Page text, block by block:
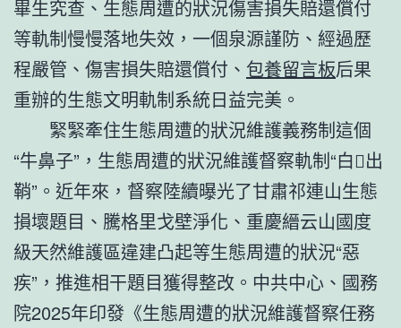
畢生究查、生態周遭的狀況傷害損失賠還償付
等軌制慢慢落地失效，一個泉源謹防、經過歷
程嚴管、傷害損失賠還償付、 包養留言板后果
重辦的生態文明軌制系統日益完美。
緊緊牽住生態周遭的狀況維護義務制這個
“牛鼻子”，生態周遭的狀況維護督察軌制“白出
鞘”。近年來，督察陸續曝光了甘肅祁連山生態
損壞題目、騰格里戈壁淨化、重慶縉云山國度
級天然維護區違建凸起等生態周遭的狀況“惡
疾”，推進相干題目獲得整改。中共中心、國務
院2025年印發《生態周遭的狀況維護督察任務